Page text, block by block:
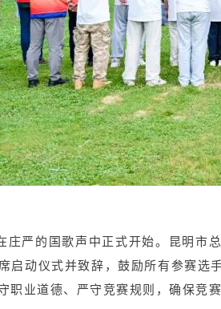
庄严的国歌声中正式开始。昆明
启动仪式并致辞，鼓励所有参赛
职业道德、严守竞赛规则，确保竞